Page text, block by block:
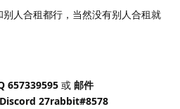
人合租都行，当然没有别人合租就
657339595 或 邮件
Discord 27rabbit#8578